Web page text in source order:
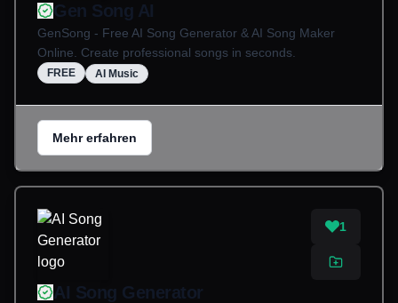
Gen Song AI
GenSong - Free AI Song Generator & AI Song Maker
Online. Create professional songs in seconds.
FREE AI Music
Mehr erfahren
1
AI Song Generator